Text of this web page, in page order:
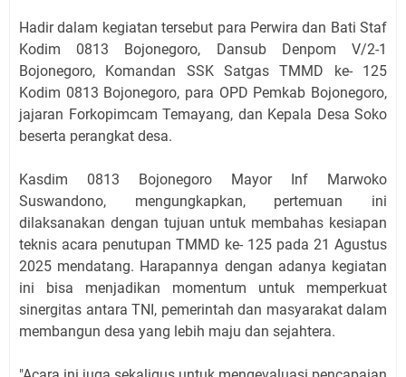
Hadir dalam kegiatan tersebut para Perwira dan Bati Staf
Kodim 0813 Bojonegoro, Dansub Denpom V/2-1
Bojonegoro, Komandan SSK Satgas TMMD ke- 125
Kodim 0813 Bojonegoro, para OPD Pemkab Bojonegoro,
jajaran Forkopimcam Temayang, dan Kepala Desa Soko
beserta perangkat desa.
Kasdim 0813 Bojonegoro Mayor Inf Marwoko
Suswandono, mengungkapkan, pertemuan ini
dilaksanakan dengan tujuan untuk membahas kesiapan
teknis acara penutupan TMMD ke- 125 pada 21 Agustus
2025 mendatang. Harapannya dengan adanya kegiatan
ini bisa menjadikan momentum untuk memperkuat
sinergitas antara TNI, pemerintah dan masyarakat dalam
membangun desa yang lebih maju dan sejahtera.